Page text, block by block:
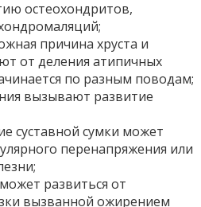
остеохондритов,
причина хруста и
от деления атипичных
по разным поводам;
вызывают развитие
суставной сумки может
перенапряжения или
развиться от
вызванной ожирением